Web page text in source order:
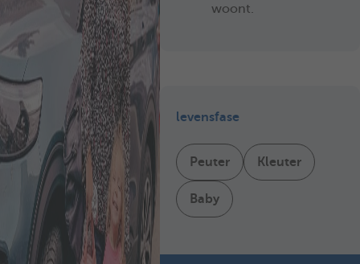
woont.
levensfase
Peuter Kleuter
Baby